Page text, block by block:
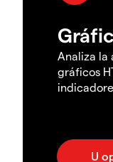
Analiza la
gráficos